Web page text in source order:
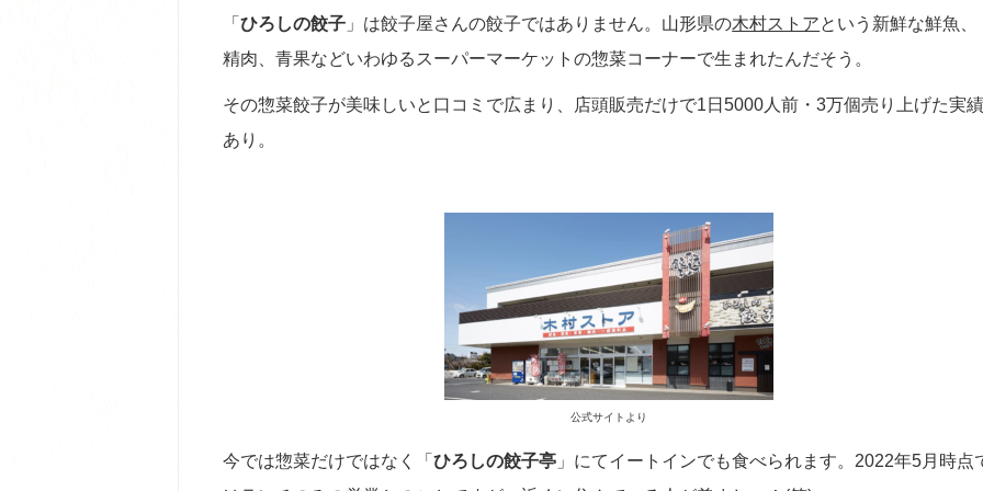
「ひろしの餃子 」は餃子屋さんの餃子ではありません。山形県の木村ストアという新鮮な鮮魚、
精肉、青果などいわゆるスーパーマーケットの惣菜コーナーで生まれたんだそう。
その惣菜餃子が美味しいと口コミで広まり、店頭販売だけで1日5000人前・3万個売り上げた実
あり。
公式サイトより
今では惣菜だけではなく「ひろしの餃子亭 」にてイートインでも食べられます。2022年5月時点